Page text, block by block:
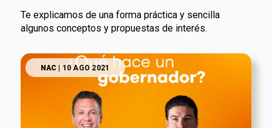
Te explicamos de una forma práctica y sencilla
algunos conceptos y propuestas de interés.
NAC | 10 AGO 2021